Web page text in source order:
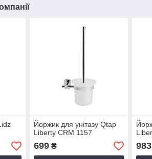
Йоржик для унітазу Qtap
Liberty CRM 1157
699₴ 983